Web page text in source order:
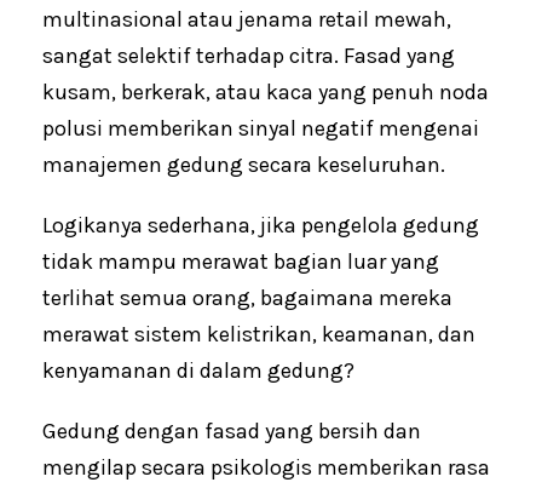
multinasional atau jenama retail mewah,
sangat selektif terhadap citra. Fasad yang
kusam, berkerak, atau kaca yang penuh noda
polusi memberikan sinyal negatif mengenai
manajemen gedung secara keseluruhan.
Logikanya sederhana, jika pengelola gedung
tidak mampu merawat bagian luar yang
terlihat semua orang, bagaimana mereka
merawat sistem kelistrikan, keamanan, dan
kenyamanan di dalam gedung?
Gedung dengan fasad yang bersih dan
mengilap secara psikologis memberikan rasa